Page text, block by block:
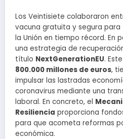
Los Veintisiete colaboraron
vacuna gratuita y segura
la Unión en tiempo récord. En
una estrategia de
título NextGenerationEU.
800.000 millones de euros,
impulsar las lastradas
coronavirus mediante una
laboral. En concreto, el
Resiliencia proporciona
para que acometa reformas
económica.